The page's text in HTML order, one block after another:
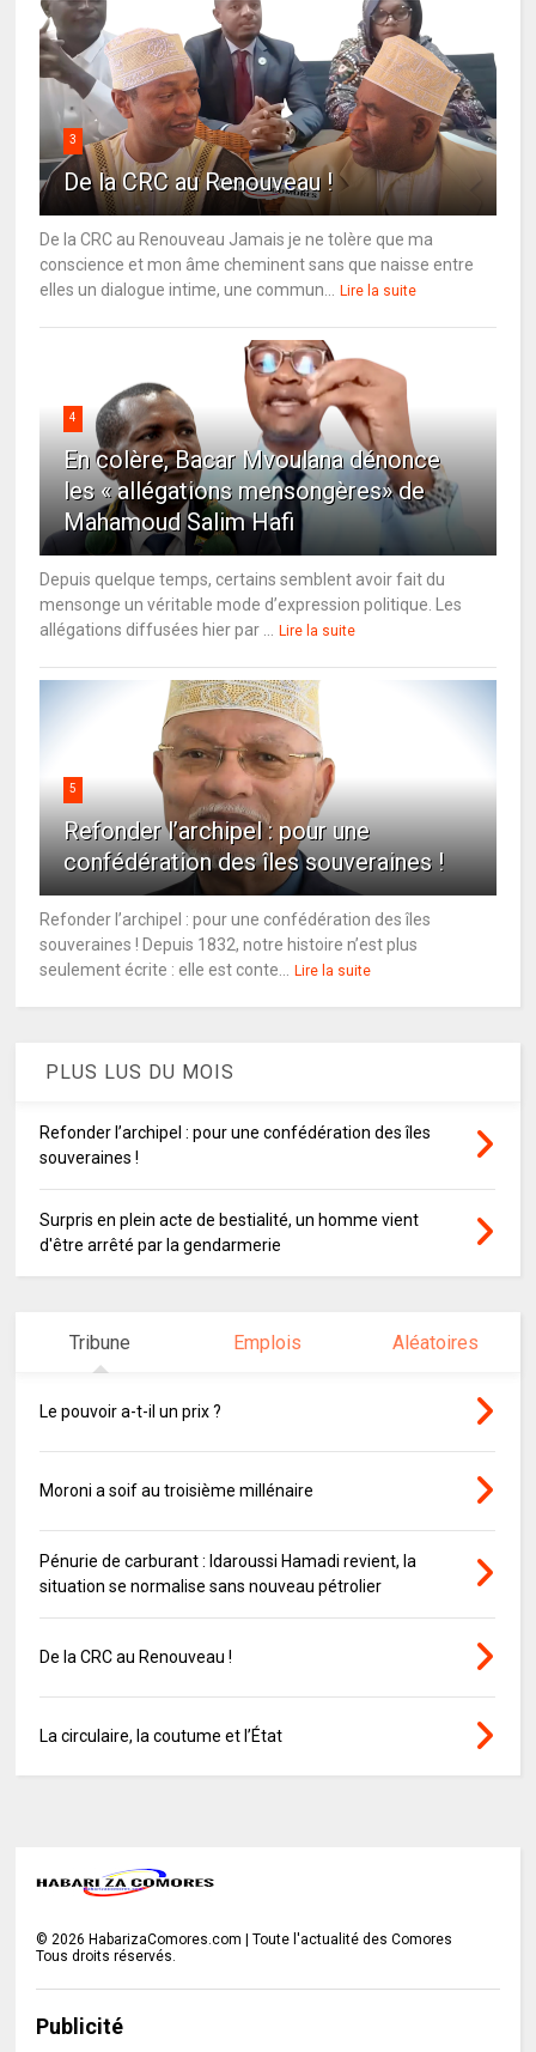
3
De la CRC au Renouveau !
De la CRC au Renouveau Jamais je ne tolère que ma
conscience et mon âme cheminent sans que naisse entre
elles un dialogue intime, une commun...
Lire la suite
4
En colère, Bacar Mvoulana dénonce
les « allégations mensongères» de
Mahamoud Salim Hafi
Depuis quelque temps, certains semblent avoir fait du
mensonge un véritable mode d’expression politique. Les
allégations diffusées hier par ...
Lire la suite
5
Refonder l’archipel : pour une
confédération des îles souveraines !
Refonder l’archipel : pour une confédération des îles
souveraines ! Depuis 1832, notre histoire n’est plus
seulement écrite : elle est conte...
Lire la suite
PLUS LUS DU MOIS
Refonder l’archipel : pour une confédération des îles
souveraines !
Surpris en plein acte de bestialité, un homme vient
d'être arrêté par la gendarmerie
Tribune Emplois Aléatoires
Le pouvoir a-t-il un prix ?
Moroni a soif au troisième millénaire
Pénurie de carburant : Idaroussi Hamadi revient, la
situation se normalise sans nouveau pétrolier
De la CRC au Renouveau !
La circulaire, la coutume et l’État
©2026 HabarizaComores.com | Toute l'actualité des Comores
Tous droits réservés.
Publicité